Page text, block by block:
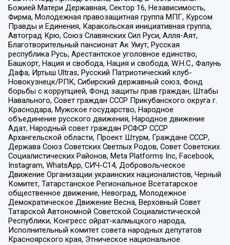
Божией Матери Державная, Сектор 16, Независимость,
Фирма, Молодежная правозащитная группа МПГ, Курсом
Правды и Единения, Каракольская инициативная группа,
Автоград Крю, Союз Славянских Сил Руси, Алля-Аят,
Благотворительный пансионат Ак Умут, Русская
республика Русь, Арестантское уголовное единство,
Башкорт, Нация и свобода, Нация и свобода, W.H.С., Фалунь
Дафа, Иртыш Ultras, Русский Патриотический клуб-
Новокузнецк/РПК, Сибирский державный союз, Фонд
борьбы с коррупцией, Фонд защиты прав граждан, Штабы
Навального, Совет граждан СССР Прикубанского округа г.
Краснодара, Мужское государство, Народное
объединение русского движения, Народное движение
Адат, Народный совет граждан РСФСР СССР
Архангельской области, Проект Штурм, Граждане СССР,
Держава Союз Советских Светлых Родов, Совет Советских
Социалистических Районов, Meta Platforms Inc, Facebook,
Instagram, WhatsApp, СИЧ-С14, Добровольческое
Движение Организации украинских националистов, Черный
Комитет, Татарстанское Региональное Всетатарское
общественное движение, Невоград, Молодежное
Демократическое Движение Весна, Верховный Совет
Татарской Автономной Советской Социалистической
Республики, Конгресс ойрат-калмыцкого народа,
Исполнительный комитет совета народных депутатов
Красноярского края, Этническое национальное